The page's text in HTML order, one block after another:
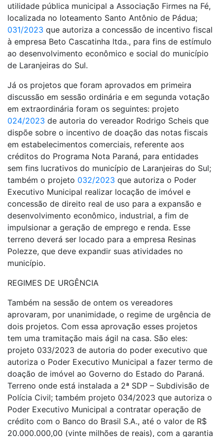
utilidade pública municipal a Associação Firmes na Fé,
localizada no loteamento Santo Antônio de Pádua;
031/2023 que autoriza a concessão de incentivo fiscal
à empresa Beto Cascatinha ltda., para fins de estímulo
ao desenvolvimento econômico e social do município
de Laranjeiras do Sul.
Já os projetos que foram aprovados em primeira
discussão em sessão ordinária e em segunda votação
em extraordinária foram os seguintes: projeto
024/2023 de autoria do vereador Rodrigo Scheis que
dispõe sobre o incentivo de doação das notas fiscais
em estabelecimentos comerciais, referente aos
créditos do Programa Nota Paraná, para entidades
sem fins lucrativos do município de Laranjeiras do Sul;
também o projeto 032/2023 que autoriza o Poder
Executivo Municipal realizar locação de imóvel e
concessão de direito real de uso para a expansão e
desenvolvimento econômico, industrial, a fim de
impulsionar a geração de emprego e renda. Esse
terreno deverá ser locado para a empresa Resinas
Polezze, que deve expandir suas atividades no
município.
REGIMES DE URGÊNCIA
Também na sessão de ontem os vereadores
aprovaram, por unanimidade, o regime de urgência de
dois projetos. Com essa aprovação esses projetos
tem uma tramitação mais ágil na casa. São eles:
projeto 033/2023 de autoria do poder executivo que
autoriza o Poder Executivo Municipal a fazer termo de
doação de imóvel ao Governo do Estado do Paraná.
Terreno onde está instalada a 2ª SDP – Subdivisão de
Polícia Civil; também projeto 034/2023 que autoriza o
Poder Executivo Municipal a contratar operação de
crédito com o Banco do Brasil S.A., até o valor de R$
20.000.000,00 (vinte milhões de reais), com a garantia